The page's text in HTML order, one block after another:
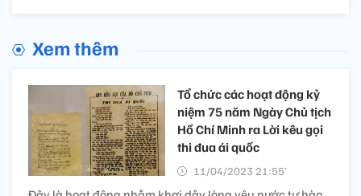
Xem thêm
Tổ chức các hoạt động kỷ
niệm 75 năm Ngày Chủ tịch
Hồ Chí Minh ra Lời kêu gọi
thi đua ái quốc
11/04/2023 21:55’